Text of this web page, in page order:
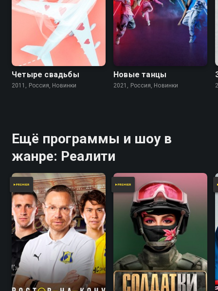
Четыре свадьбы
2011, Россия, Новинки
Новые танцы
2021, Россия, Новинки
Ещё программы и шоу в
жанре: Реалити